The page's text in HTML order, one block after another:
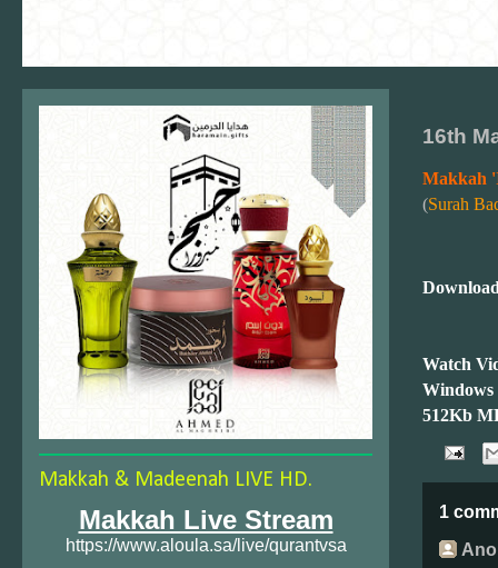
16th
Makkah
(Surah
Watch
Windows
512Kb
1
Makkah & Madeenah LIVE HD.
Makkah Live Stream
https://www.aloula.sa/live/qurantvsa